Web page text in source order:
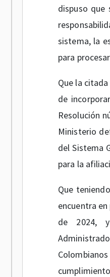
dispuso que
sistema, la
para
Que la
de
Resolución
Ministerio
del Sistema
para la
Que
encuentra
de 2024, y